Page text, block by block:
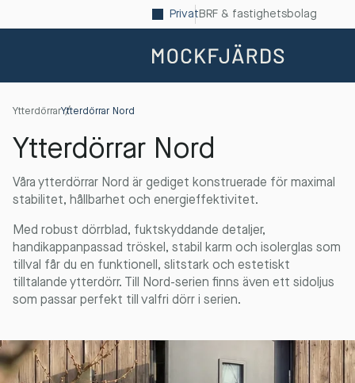
PrivatBRF & fastighetsbolag
YtterdörrarYtterdörrar Nord
Ytterdörrar Nord
Våra ytterdörrar Nord är gediget konstruerade för maximal
stabilitet, hållbarhet och energieffektivitet.
Med robust dörrblad, fuktskyddande detaljer,
handikappanpassad tröskel, stabil karm och isolerglas som
tillval får du en funktionell, slitstark och estetiskt
tilltalande ytterdörr. Till Nord-serien finns även ett sidoljus
som passar perfekt till valfri dörr i serien.